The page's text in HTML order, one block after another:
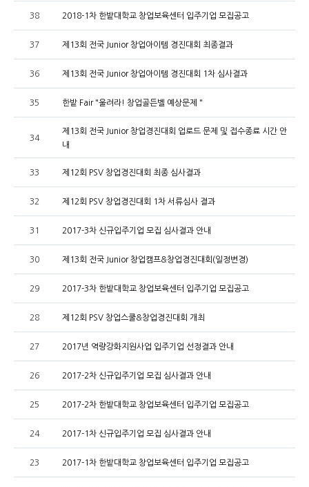
38 2018-1차 한밭대학교 창업보육센터 입주기업 모집공고
37 제13회 전국 Junior 창업아이템 경진대회 최종결과
36 제13회 전국 Junior 창업아이템 경진대회 1차 심사결과
35 한밭 Fair "울려라! 창업골든벨 예상문제 "
34
제13회 전국 Junior 창업경진대회 업로드 문제 및 접수종료 시간 안
내
33 제12회 PSV 창업경진대회 최종 심사결과
32 제12회 PSV 창업경진대회 1차 서류심사 결과
31 2017-3차 신규입주기업 모집 심사결과 안내
30 제13회 전국 Junior 창업캠프&창업경진대회(일정변경)
29 2017-3차 한밭대학교 창업보육센터 입주기업 모집공고
28 제12회 PSV 창업스쿨&창업경진대회 개최
27 2017년 역량강화지원사업 입주기업 선정결과 안내
26 2017-2차 신규입주기업 모집 심사결과 안내
25 2017-2차 한밭대학교 창업보육센터 입주기업 모집공고
24 2017-1차 신규입주기업 모집 심사결과 안내
23 2017-1차 한밭대학교 창업보육센터 입주기업 모집공고